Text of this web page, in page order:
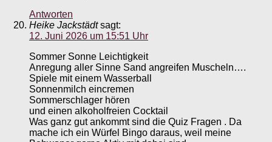
Antworten
Heike Jackstädt sagt:
12. Juni 2026 um 15:51 Uhr
Sommer Sonne Leichtigkeit
Anregung aller Sinne Sand angreifen Muscheln….
Spiele mit einem Wasserball
Sonnenmilch eincremen
Sommerschlager hören
und einen alkoholfreien Cocktail
Was ganz gut ankommt sind die Quiz Fragen . Da
mache ich ein Würfel Bingo daraus, weil meine